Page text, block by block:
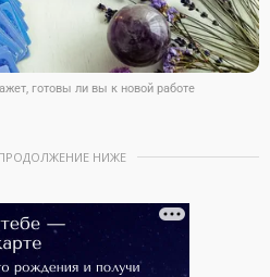
готовы ли вы к новой работе
НИЖЕ